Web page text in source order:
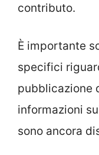
contributo.
È importante
specifici
pubblicazione
informazioni
sono ancora